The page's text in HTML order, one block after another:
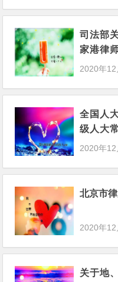
司法部
家港律
知
2020年12
全国人
级人大
务的通知
2020年12
北京市
2020年12
关于地